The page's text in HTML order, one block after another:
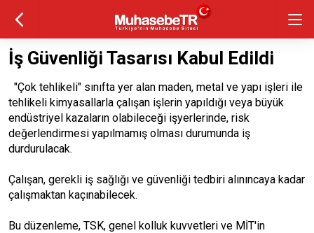
İş Güvenliği Tasarısı Kabul Edildi
"Çok tehlikeli" sınıfta yer alan maden, metal ve yapı işleri ile
tehlikeli kimyasallarla çalışan işlerin yapıldığı veya büyük
endüstriyel kazaların olabileceği işyerlerinde, risk
değerlendirmesi yapılmamış olması durumunda iş
durdurulacak.
Çalışan, gerekli iş sağlığı ve güvenliği tedbiri alınıncaya kadar
çalışmaktan kaçınabilecek.
Bu düzenleme, TSK, genel kolluk kuvvetleri ve MİT'in